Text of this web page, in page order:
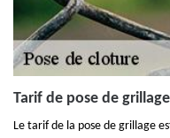
Tarif de pose de
Le tarif de la pose de grillage